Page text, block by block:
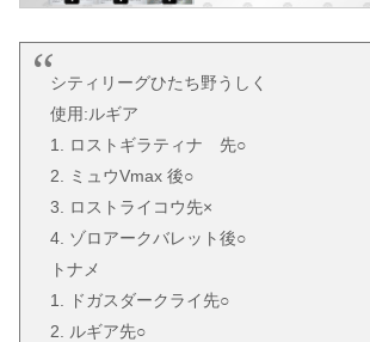
シティリーグひたち野うしく
使用:ルギア
1. ロストギラティナ 先○
2. ミュウVmax 後○
3. ロストライコウ先×
4. ゾロアークバレット後○
トナメ
1. ドガスダークライ先○
2. ルギア先○